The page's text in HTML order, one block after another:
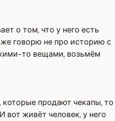
о том, что у него есть
говорю не про историю с
то вещами, возьмём
продают чекапы, то
вот живёт человек, у него